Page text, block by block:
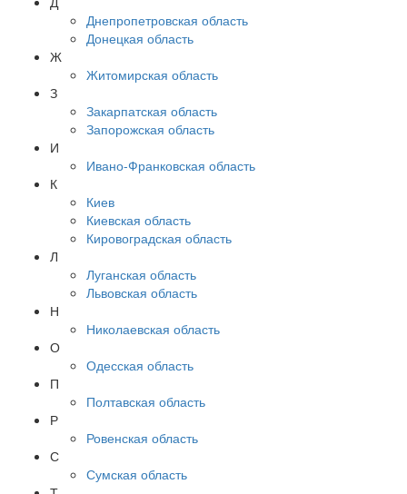
Днепропетровская область
Донецкая область
Ж
Житомирская область
З
Закарпатская область
Запорожская область
И
Ивано-Франковская область
К
Киев
Киевская область
Кировоградская область
Л
Луганская область
Львовская область
Н
Николаевская область
О
Одесская область
П
Полтавская область
Р
Ровенская область
С
Сумская область